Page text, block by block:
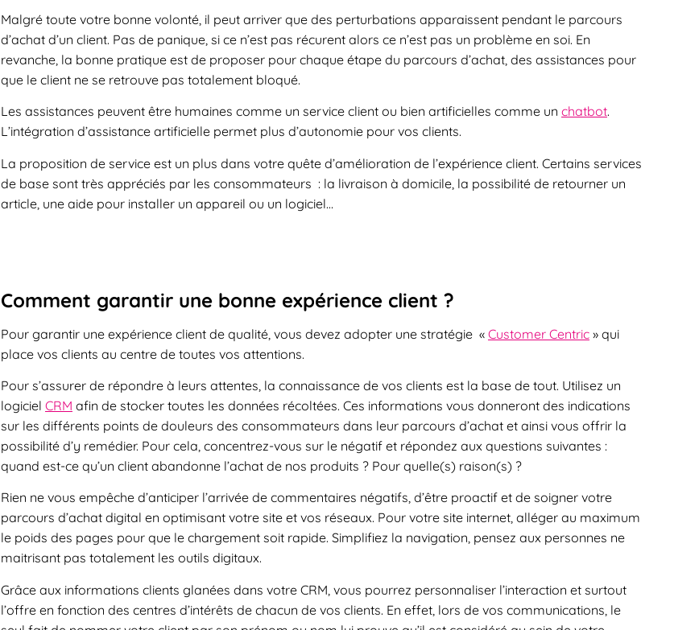
Malgré toute votre bonne volonté, il peut arriver que des perturbations apparaissent pendant le parcours
d’achat d’un client. Pas de panique, si ce n’est pas récurent alors ce n’est pas un problème en soi. En
revanche, la bonne pratique est de proposer pour chaque étape du parcours d’achat, des assistances pour
que le client ne se retrouve pas totalement bloqué.
Les assistances peuvent être humaines comme un service client ou bien artificielles comme un chatbot.
L’intégration d’assistance artificielle permet plus d’autonomie pour vos clients.
La proposition de service est un plus dans votre quête d’amélioration de l’expérience client. Certains services
de base sont très appréciés par les consommateurs : la livraison à domicile, la possibilité de retourner un
article, une aide pour installer un appareil ou un logiciel…
Comment garantir une bonne expérience client ?
Pour garantir une expérience client de qualité, vous devez adopter une stratégie « Customer Centric» qui
place vos clients au centre de toutes vos attentions.
Pour s’assurer de répondre à leurs attentes, la connaissance de vos clients est la base de tout. Utilisez un
logiciel CRM afin de stocker toutes les données récoltées. Ces informations vous donneront des indications
sur les différents points de douleurs des consommateurs dans leur parcours d’achat et ainsi vous offrir la
possibilité d’y remédier. Pour cela, concentrez-vous sur le négatif et répondez aux questions suivantes :
quand est-ce qu’un client abandonne l’achat de nos produits ? Pour quelle(s) raison(s) ?
Rien ne vous empêche d’anticiper l’arrivée de commentaires négatifs, d’être proactif et de soigner votre
parcours d’achat digital en optimisant votre site et vos réseaux. Pour votre site internet, alléger au maximum
le poids des pages pour que le chargement soit rapide. Simplifiez la navigation, pensez aux personnes ne
maitrisant pas totalement les outils digitaux.
Grâce aux informations clients glanées dans votre CRM, vous pourrez personnaliser l’interaction et surtout
l’offre en fonction des centres d’intérêts de chacun de vos clients. En effet, lors de vos communications, le